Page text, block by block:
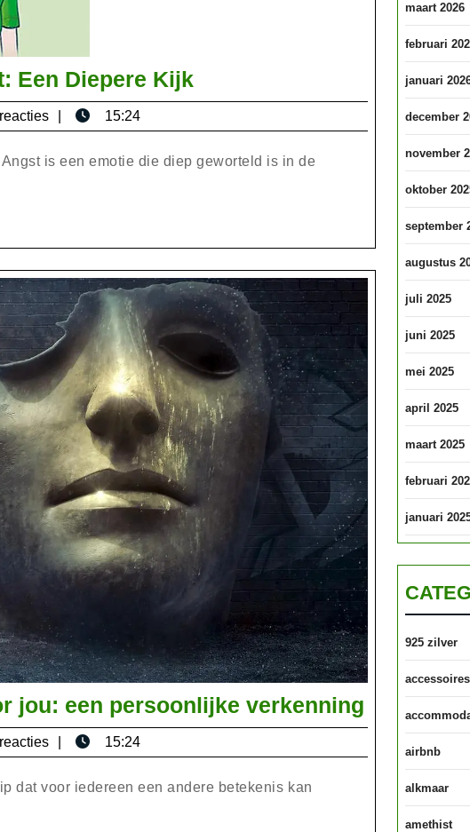
Een Diepere KijkDe
Spirituele
Betekenis
van
Kijk
15:24
is een emotie die diep geworteld is in de
jou: een persoonlijke verkenning
betekenis
van
voor
15:24
dat voor iedereen een andere betekenis kan
maart 2026
februari
januari
december
november
oktober
september
augustus
juli 2025
juni 2025
mei 2025
april 2025
maart 2025
februari
januari
925 zilver
accessoires
airbnb
alkmaar
amethist